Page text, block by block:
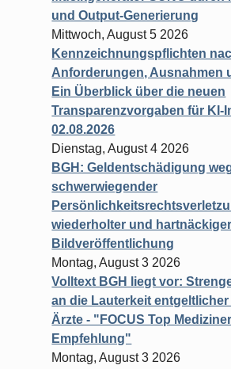
und Output-Generierung
Mittwoch, August 5 2026
Kennzeichnungspflichten
Anforderungen, Ausnahmen
Ein Überblick über die neuen
Transparenzvorgaben für KI-
02.08.2026
Dienstag, August 4 2026
BGH: Geldentschädigung
schwerwiegender
wiederholter und hartnäckiger
Bildveröffentlichung
Montag, August 3 2026
Volltext BGH liegt vor:
an die Lauterkeit
Ärzte - "FOCUS Top
Empfehlung"
Montag, August 3 2026